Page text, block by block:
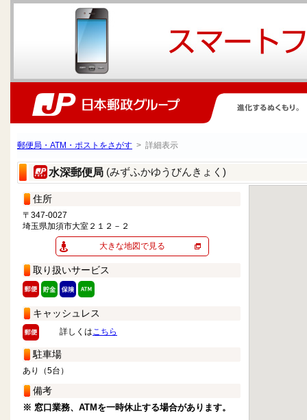
郵便局・ATM・ポストをさがす > 詳細表示
水深郵便局 (みずふかゆうびんきょく)
住所
〒347-0027
埼玉県加須市大室２１２－２
大きな地図で見る
取り扱いサービス
キャッシュレス
詳しくはこちら
駐車場
あり（5台）
備考
※ 窓口業務、ATMを一時休止する場合があります。